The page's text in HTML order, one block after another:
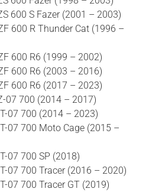
600 S Fazer (2001 – 2003)
600 R Thunder Cat (1996 –
600 R6 (1999 – 2002)
600 R6 (2003 – 2016)
600 R6 (2017 – 2023)
07 700 (2014 – 2017)
07 700 (2014 – 2023)
07 700 Moto Cage (2015 –
07 700 SP (2018)
07 700 Tracer (2016 – 2020)
07 700 Tracer GT (2019)